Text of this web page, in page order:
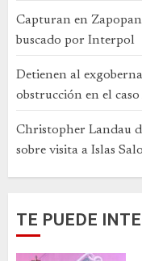
Capturan en
buscado por Interpol
Detienen al
obstrucción en el
Christopher Landau
sobre visita a Islas
TE PUEDE